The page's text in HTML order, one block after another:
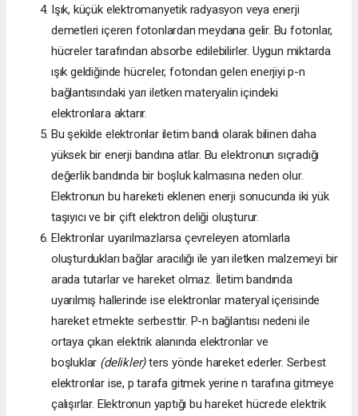
Işık, küçük elektromanyetik radyasyon veya enerji
demetleri içeren fotonlardan meydana gelir. Bu fotonlar,
hücreler tarafından absorbe edilebilirler. Uygun miktarda
ışık geldiğinde hücreler, fotondan gelen enerjiyi p-n
bağlantısındaki yarı iletken materyalin içindeki
elektronlara aktarır.
Bu şekilde elektronlar iletim bandı olarak bilinen daha
yüksek bir enerji bandına atlar. Bu elektronun sıçradığı
değerlik bandında bir boşluk kalmasına neden olur.
Elektronun bu hareketi eklenen enerji sonucunda iki yük
taşıyıcı ve bir çift elektron deliği oluşturur.
Elektronlar uyarılmazlarsa çevreleyen atomlarla
oluşturdukları bağlar aracılığı ile yarı iletken malzemeyi bir
arada tutarlar ve hareket olmaz. İletim bandında
uyarılmış hallerinde ise elektronlar materyal içerisinde
hareket etmekte serbesttir. P-n bağlantısı nedeni ile
ortaya çıkan elektrik alanında elektronlar ve
boşluklar (delikler)ters yönde hareket ederler. Serbest
elektronlar ise, p tarafa gitmek yerine n tarafına gitmeye
çalışırlar. Elektronun yaptığı bu hareket hücrede elektrik